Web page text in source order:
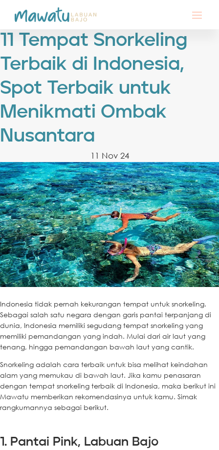
11 Tempat Snorkeling
Terbaik di Indonesia,
Spot Terbaik untuk
Menikmati Ombak
Nusantara
11 Nov 24
Indonesia tidak pernah kekurangan tempat untuk snorkeling.
Sebagai salah satu negara dengan garis pantai terpanjang di
dunia, Indonesia memiliki segudang tempat snorkeling yang
memiliki pemandangan yang indah. Mulai dari air laut yang
tenang, hingga pemandangan bawah laut yang cantik.
Snorkeling adalah cara terbaik untuk bisa melihat keindahan
alam yang memukau di bawah laut. Jika kamu penasaran
dengan tempat snorkeling terbaik di Indonesia, maka berikut ini
Mawatu memberikan rekomendasinya untuk kamu. Simak
rangkumannya sebagai berikut.
1. Pantai Pink, Labuan Bajo